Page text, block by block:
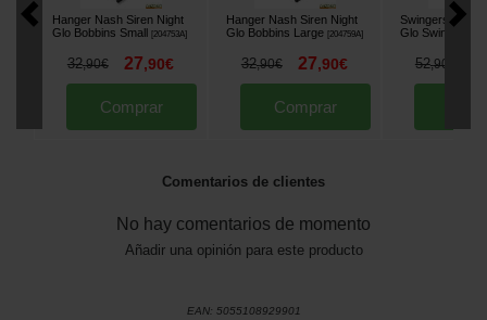
Hanger Nash Siren Night
Glo Bobbins Small
[204753A]
32,90€ 27,90€
Comprar
Hanger Nash Siren Night
Glo Bobbins Large [204759A]
32,90€ 27,90€
Comprar
Swingers Nash
Glo Swing Arm
52,90
Comentarios de clientes
No hay comentarios de momento
Añadir una opinión para este producto
EAN: 5055108929901